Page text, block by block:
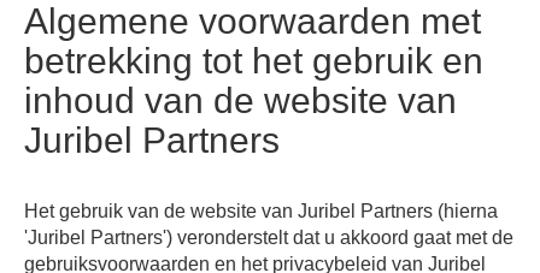
Algemene voorwaarden met
betrekking tot het gebruik en
inhoud van de website van
Juribel Partners
Het gebruik van de website van Juribel Partners (hierna
'Juribel Partners') veronderstelt dat u akkoord gaat met de
gebruiksvoorwaarden en het privacybeleid van Juribel